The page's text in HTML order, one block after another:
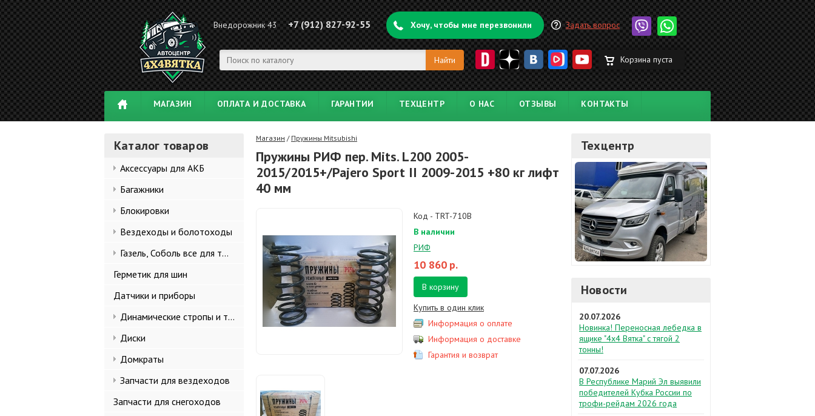
Внедорожник 43 +7 (912) 827-92-55 Хочу, чтобы мне перезвонили Задать вопрос
Корзина пуста
МАГАЗИН ОПЛАТА И ДОСТАВКА ГАРАНТИИ ТЕХЦЕНТР О НАС ОТЗЫВЫ КОНТАКТЫ
Каталог товаров
Аксессуары для АКБ
Багажники
Блокировки
Вездеходы и болотоходы
Газель, Соболь все для тюнинга
Герметик для шин
Датчики и приборы
Динамические стропы и такелаж
Диски
Домкраты
Запчасти для вездеходов
Запчасти для снегоходов
Магазин / Пружины Mitsubishi
Пружины РИФ пер. Mits. L200 2005-
2015/2015+/Pajero Sport II 2009-2015 +80 кг лифт
40 мм
Код - TRT-710B
В наличии
РИФ
10 860 р.
В корзину
Купить в один клик
Информация о оплате
Информация о доставке
Гарантия и возврат
Техцентр
Новости
20.07.2026
Новинка! Переносная лебедка в
ящике "4х4 Вятка" с тягой 2
тонны!
07.07.2026
В Республике Марий Эл выявили
победителей Кубка России по
трофи-рейдам 2026 года